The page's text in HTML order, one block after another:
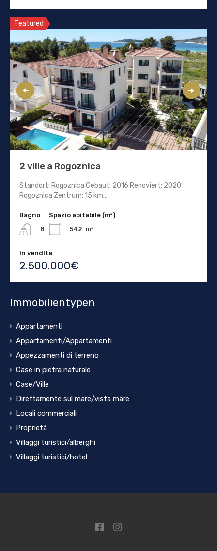
Featured
2 ville a Rogoznica
Standort: Rogoznica Gebaut: 2016 Renoviert: 2020
Rogoznica Zentrum: 15 km…
Bagno
8
Spazio abitabile (m²)
542 m²
In vendita
2.500.000€
Immobilientypen
Appartamenti
Appartamenti/Appartamenti
Appezzamenti di terreno
Case in pietra naturale
Case/Ville
Direttamente sul mare/vista mare
Locali commerciali
Proprietà
Villaggi turistici/alberghi
Villaggi turistici/hotel